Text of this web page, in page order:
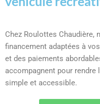
Chez Roulottes
financement adaptées à
et des paiements
accompagnent pour rendre
simple et accessible.